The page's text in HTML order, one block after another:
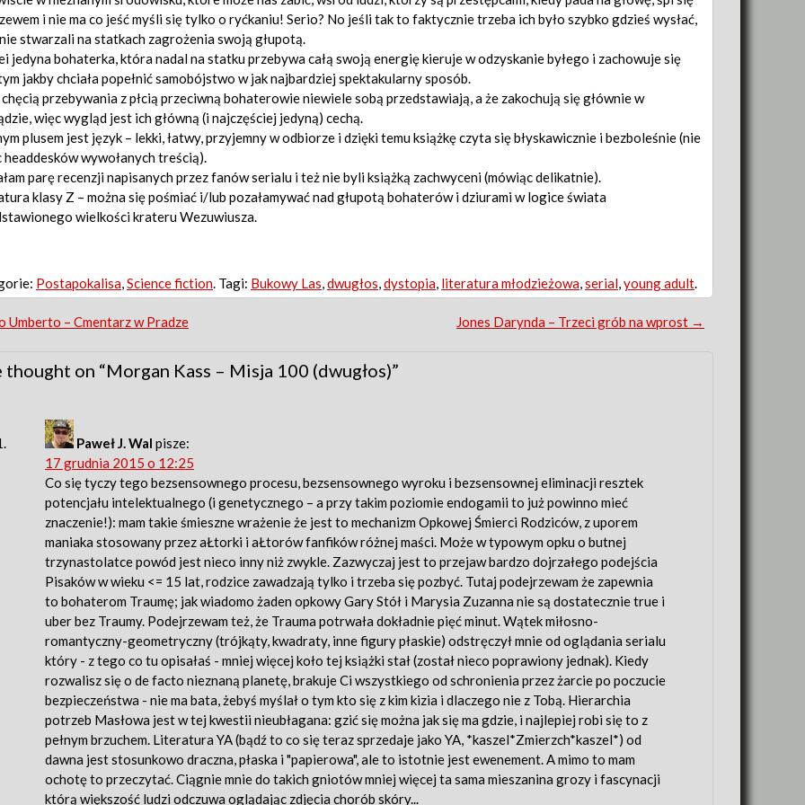
i nie ma co jeść myśli się tylko o ryćkaniu! Serio? No jeśli tak to faktycznie trzeba ich było szybko gdzieś wysłać,
stwarzali na statkach zagrożenia swoją głupotą.
jedyna bohaterka, która nadal na statku przebywa całą swoją energię kieruje w odzyskanie byłego i zachowuje się
jakby chciała popełnić samobójstwo w jak najbardziej spektakularny sposób.
przebywania z płcią przeciwną bohaterowie niewiele sobą przedstawiają, a że zakochują się głównie w
więc wygląd jest ich główną (i najczęściej jedyną) cechą.
plusem jest język – lekki, łatwy, przyjemny w odbiorze i dzięki temu książkę czyta się błyskawicznie i bezboleśnie (nie
headdesków wywołanych treścią).
parę recenzji napisanych przez fanów serialu i też nie byli książką zachwyceni (mówiąc delikatnie).
klasy Z – można się pośmiać i/lub pozałamywać nad głupotą bohaterów i dziurami w logice świata
wielkości krateru Wezuwiusza.
Postapokalisa Science fiction . Tagi: Bukowy Las dwugłos dystopia literatura młodzieżowa serial young adult
Umberto – Cmentarz w Pradze Jones Darynda – Trzeci grób na wprost →
thought on “Morgan Kass – Misja 100 (dwugłos)”
Paweł J. Wal pisze:
17 grudnia 2015 o 12:25
Co się tyczy tego bezsensownego procesu, bezsensownego wyroku i bezsensownej eliminacji resztek
potencjału intelektualnego (i genetycznego – a przy takim poziomie endogamii to już powinno mieć
znaczenie!): mam takie śmieszne wrażenie że jest to mechanizm Opkowej Śmierci Rodziców, z uporem
maniaka stosowany przez aŁtorki i aŁtorów fanfików różnej maści. Może w typowym opku o butnej
trzynastolatce powód jest nieco inny niż zwykle. Zazwyczaj jest to przejaw bardzo dojrzałego podejścia
Pisaków w wieku <= 15 lat, rodzice zawadzają tylko i trzeba się pozbyć. Tutaj podejrzewam że zapewnia
to bohaterom Traumę; jak wiadomo żaden opkowy Gary Stół i Marysia Zuzanna nie są dostatecznie true i
uber bez Traumy. Podejrzewam też, że Trauma potrwała dokładnie pięć minut. Wątek miłosno-
romantyczny-geometryczny (trójkąty, kwadraty, inne figury płaskie) odstręczył mnie od oglądania serialu
który - z tego co tu opisałaś - mniej więcej koło tej książki stał (został nieco poprawiony jednak). Kiedy
rozwalisz się o de facto nieznaną planetę, brakuje Ci wszystkiego od schronienia przez żarcie po poczucie
bezpieczeństwa - nie ma bata, żebyś myślał o tym kto się z kim kizia i dlaczego nie z Tobą. Hierarchia
potrzeb Masłowa jest w tej kwestii nieubłagana: gzić się można jak się ma gdzie, i najlepiej robi się to z
pełnym brzuchem. Literatura YA (bądź to co się teraz sprzedaje jako YA, *kaszel*Zmierzch*kaszel*) od
dawna jest stosunkowo draczna, płaska i "papierowa", ale to istotnie jest ewenement. A mimo to mam
ochotę to przeczytać. Ciągnie mnie do takich gniotów mniej więcej ta sama mieszanina grozy i fascynacji
którą większość ludzi odczuwa oglądając zdjęcia chorób skóry...